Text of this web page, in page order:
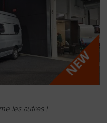
les autres !